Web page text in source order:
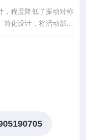
，程度降低了振动对称
化设计，将活动部件
，还可以降低维护成